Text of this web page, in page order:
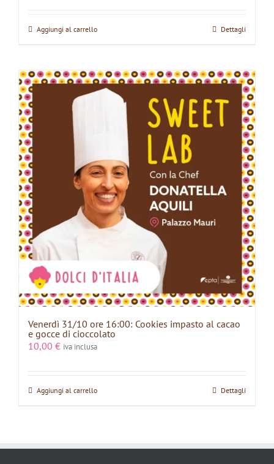
Aggiungi al carrello Dettagli
Venerdì 31/10 ore 16:00: Cookies impasto al cacao
e gocce di cioccolato
10,00 € iva inclusa
Aggiungi al carrello Dettagli